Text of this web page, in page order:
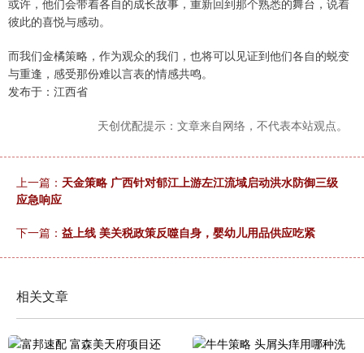
或许，他们会带着各自的成长故事，重新回到那个熟悉的舞台，说着
彼此的喜悦与感动。
而我们金橘策略，作为观众的我们，也将可以见证到他们各自的蜕变
与重逢，感受那份难以言表的情感共鸣。
发布于：江西省
天创优配提示：文章来自网络，不代表本站观点。
上一篇： 天金策略 广西针对郁江上游左江流域启动洪水防御三级
应急响应
下一篇： 益上线 美关税政策反噬自身，婴幼儿用品供应吃紧
相关文章